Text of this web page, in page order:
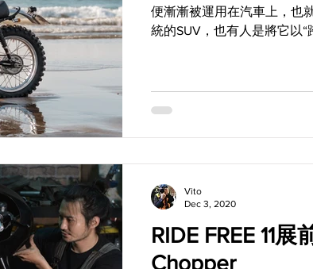
便漸漸被運用在汽車上，也
統的SUV，也有人是將它以“
RIDE FREE 11
Chopper
Vito
Dec 3, 2020